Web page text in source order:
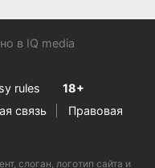
в IQ media
rules
18+
связь
Правовая
слоган, логотип сайта и